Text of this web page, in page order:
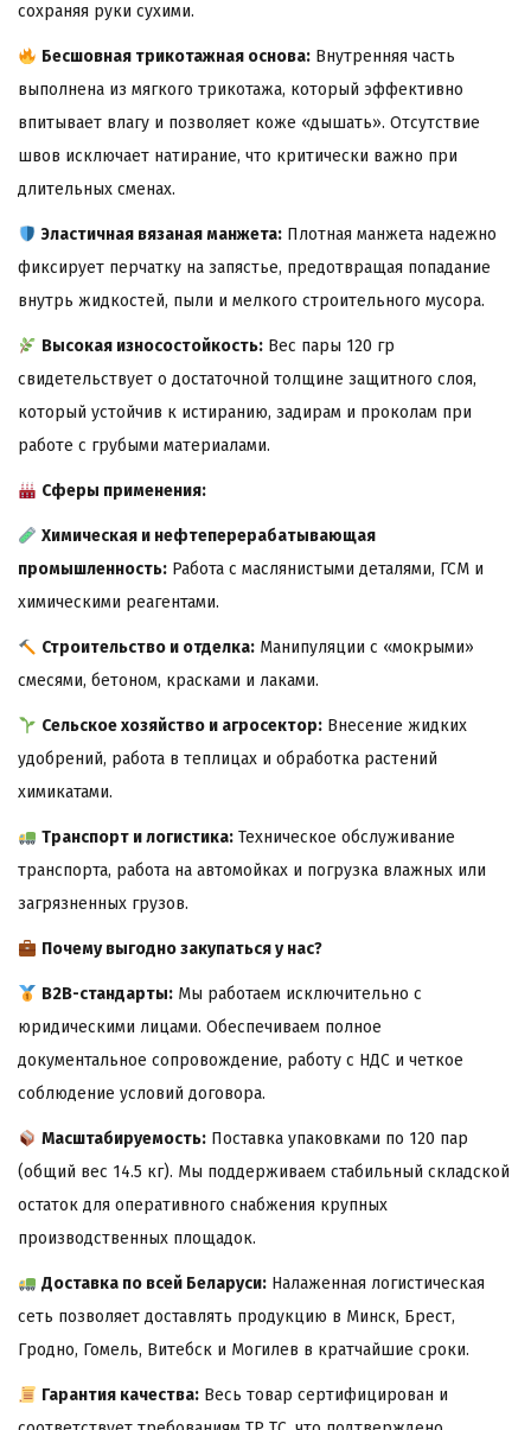
сохраняя руки сухими.
Бесшовная трикотажная основа:Внутренняя часть
выполнена из мягкого трикотажа, который эффективно
впитывает влагу и позволяет коже «дышать». Отсутствие
швов исключает натирание, что критически важно при
длительных сменах.
Эластичная вязаная манжета:Плотная манжета надежно
фиксирует перчатку на запястье, предотвращая попадание
внутрь жидкостей, пыли и мелкого строительного мусора.
Высокая износостойкость:Вес пары 120 гр
свидетельствует о достаточной толщине защитного слоя,
который устойчив к истиранию, задирам и проколам при
работе с грубыми материалами.
Сферы применения:
Химическая и нефтеперерабатывающая
промышленность: Работа с маслянистыми деталями, ГСМ и
химическими реагентами.
Строительство и отделка:Манипуляции с «мокрыми»
смесями, бетоном, красками и лаками.
Сельское хозяйство и агросектор:Внесение жидких
удобрений, работа в теплицах и обработка растений
химикатами.
Транспорт и логистика:Техническое обслуживание
транспорта, работа на автомойках и погрузка влажных или
загрязненных грузов.
Почему выгодно закупаться у нас?
B2B-стандарты:Мы работаем исключительно с
юридическими лицами. Обеспечиваем полное
документальное сопровождение, работу с НДС и четкое
соблюдение условий договора.
Масштабируемость:Поставка упаковками по 120 пар
(общий вес 14.5 кг). Мы поддерживаем стабильный складской
остаток для оперативного снабжения крупных
производственных площадок.
Доставка по всей Беларуси:Налаженная логистическая
сеть позволяет доставлять продукцию в Минск, Брест,
Гродно, Гомель, Витебск и Могилев в кратчайшие сроки.
Гарантия качества:Весь товар сертифицирован и